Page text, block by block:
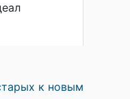
к новым